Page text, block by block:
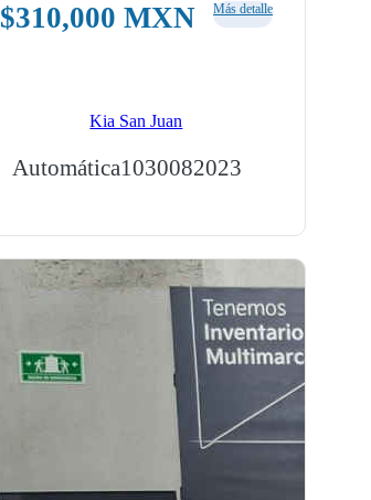
$310,000 MXN Más detalle
Kia San Juan
Automática1030082023